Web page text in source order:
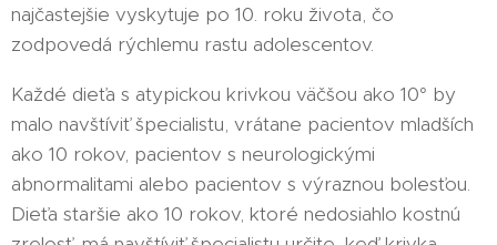
najčastejšie vyskytuje po 10. roku života, čo
zodpovedá rýchlemu rastu adolescentov.
Každé dieťa s atypickou krivkou väčšou ako 10° by
malo navštíviť špecialistu, vrátane pacientov mladších
ako 10 rokov, pacientov s neurologickými
abnormalitami alebo pacientov s výraznou bolesťou.
Dieťa staršie ako 10 rokov, ktoré nedosiahlo kostnú